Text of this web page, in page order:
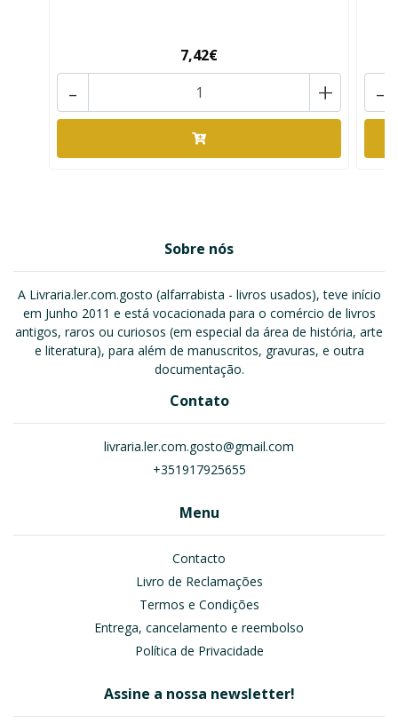
7,42€
+
- -
Sobre nós
A Livraria.ler.com.gosto (alfarrabista - livros usados), teve início
em Junho 2011 e está vocacionada para o comércio de livros
antigos, raros ou curiosos (em especial da área de história, arte
e literatura), para além de manuscritos, gravuras, e outra
documentação.
Contato
livraria.ler.com.gosto@gmail.com
+351917925655
Menu
Contacto
Livro de Reclamações
Termos e Condições
Entrega, cancelamento e reembolso
Política de Privacidade
Assine a nossa newsletter!